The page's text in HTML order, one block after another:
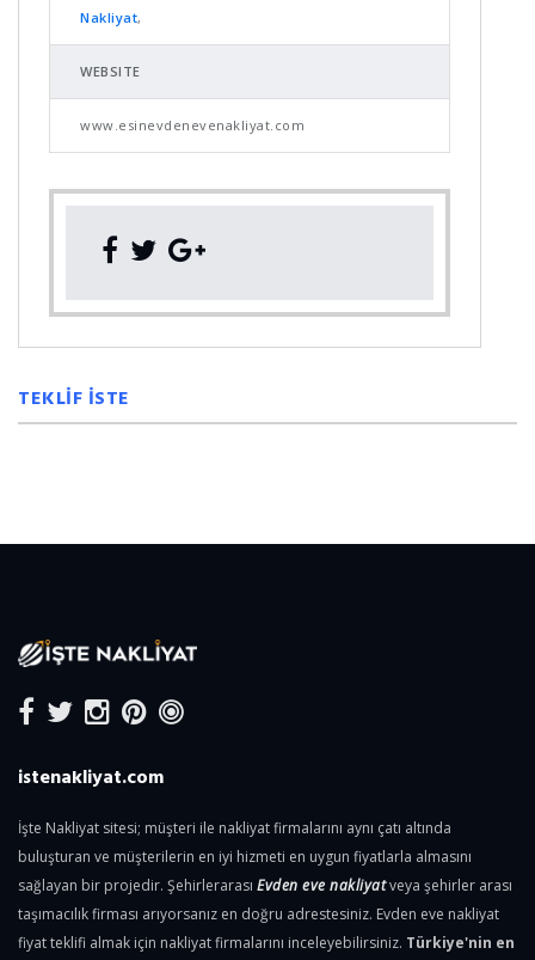
Nakliyat,
WEBSITE
www.esinevdenevenakliyat.com
TEKLİF İSTE
istenakliyat.com
İşte Nakliyat sitesi; müşteri ile nakliyat firmalarını aynı çatı altında
buluşturan ve müşterilerin en iyi hizmeti en uygun fiyatlarla almasını
sağlayan bir projedir. Şehirlerarası Evden eve nakliyatveya şehirler arası
taşımacılık firması arıyorsanız en doğru adrestesiniz. Evden eve nakliyat
fiyat teklifi almak için nakliyat firmalarını inceleyebilirsiniz. Türkiye'nin en